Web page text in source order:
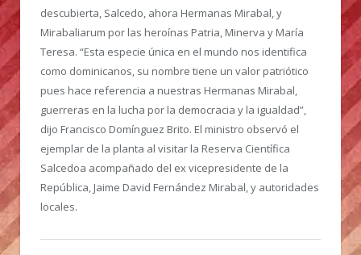
descubierta, Salcedo, ahora Hermanas Mirabal, y
Mirabaliarum por las heroínas Patria, Minerva y María
Teresa. “Esta especie única en el mundo nos identifica
como dominicanos, su nombre tiene un valor patriótico
pues hace referencia a nuestras Hermanas Mirabal,
guerreras en la lucha por la democracia y la igualdad”,
dijo Francisco Domínguez Brito. El ministro observó el
ejemplar de la planta al visitar la Reserva Científica
Salcedoa acompañado del ex vicepresidente de la
República, Jaime David Fernández Mirabal, y autoridades
locales.